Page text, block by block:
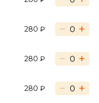
280 ₽ − +
280 ₽ − +
280 ₽ − +